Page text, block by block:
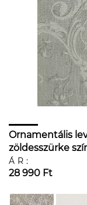
Ornamentális
zöldesszürke
ÁR:
28 990 Ft